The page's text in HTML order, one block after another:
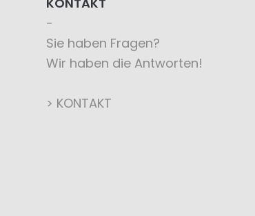
Sie haben Fragen?
Wir haben die Antworten!
> KONTAKT